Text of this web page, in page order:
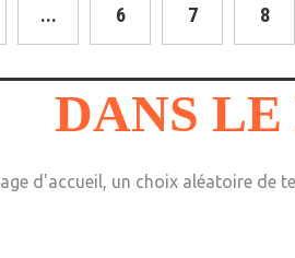
... 6 7 8
DANS
d'accueil, un choix aléatoire de